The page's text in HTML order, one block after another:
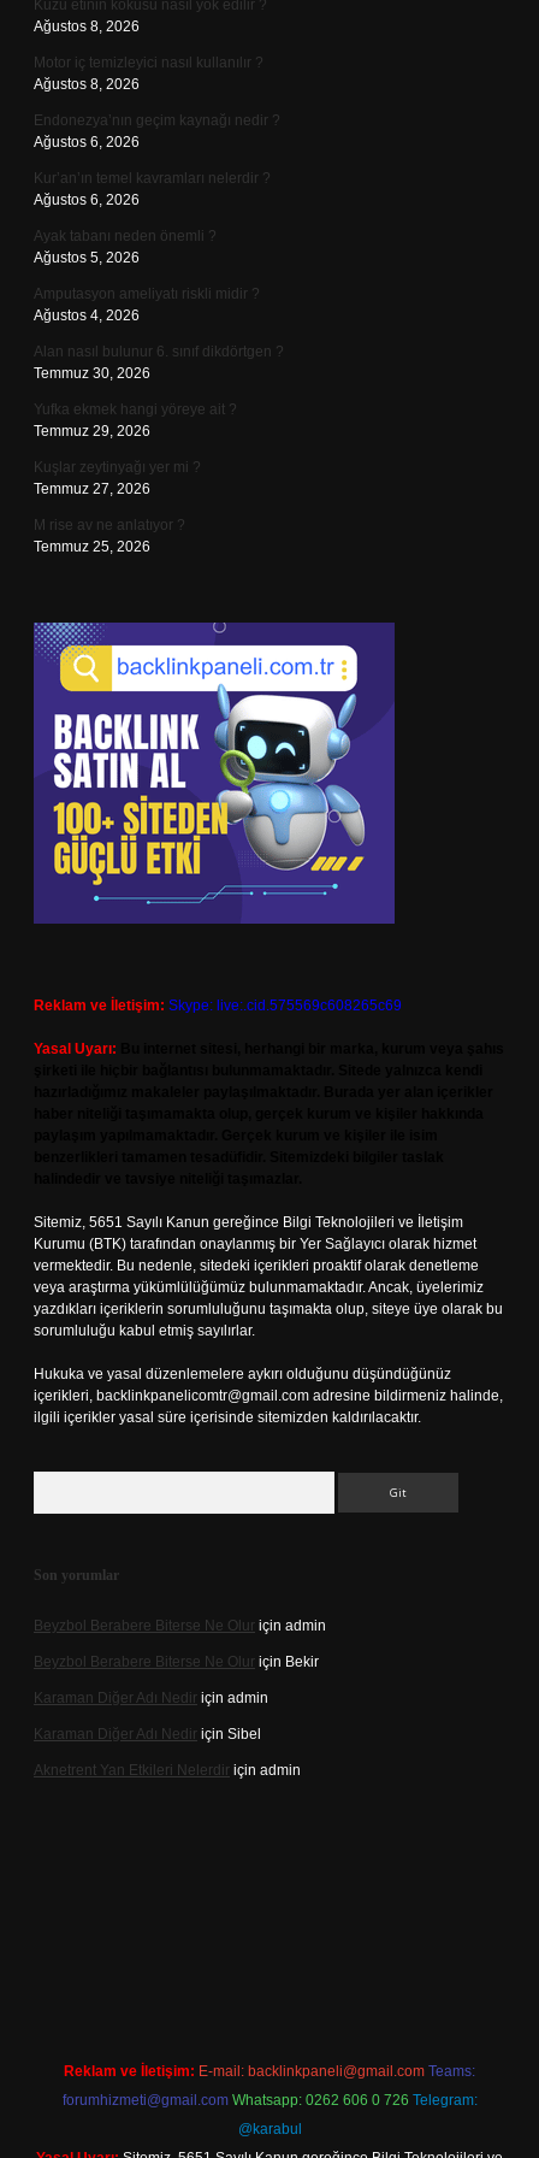
Kuzu etinin kokusu nasıl yok edilir ?
Ağustos 8, 2026
Motor iç temizleyici nasıl kullanılır ?
Ağustos 8, 2026
Endonezya’nın geçim kaynağı nedir ?
Ağustos 6, 2026
Kur’an’ın temel kavramları nelerdir ?
Ağustos 6, 2026
Ayak tabanı neden önemli ?
Ağustos 5, 2026
Amputasyon ameliyatı riskli midir ?
Ağustos 4, 2026
Alan nasıl bulunur 6. sınıf dikdörtgen ?
Temmuz 30, 2026
Yufka ekmek hangi yöreye ait ?
Temmuz 29, 2026
Kuşlar zeytinyağı yer mi ?
Temmuz 27, 2026
M rise av ne anlatıyor ?
Temmuz 25, 2026
Reklam ve İletişim: Skype: live:.cid.575569c608265c69
Yasal Uyarı:
Sitemiz, 5651 Sayılı Kanun gereğince Bilgi Teknolojileri ve İletişim
Kurumu (BTK) tarafından onaylanmış bir Yer Sağlayıcı olarak hizmet
vermektedir. Bu nedenle, sitedeki içerikleri proaktif olarak denetleme
veya araştırma yükümlülüğümüz bulunmamaktadır. Ancak, üyelerimiz
yazdıkları içeriklerin sorumluluğunu taşımakta olup, siteye üye olarak bu
sorumluluğu kabul etmiş sayılırlar.
Hukuka ve yasal düzenlemelere aykırı olduğunu düşündüğünüz
içerikleri, backlinkpanelicomtr@gmail.com adresine bildirmeniz halinde,
ilgili içerikler yasal süre içerisinde sitemizden kaldırılacaktır.
Son yorumlar
Beyzbol Berabere Biterse Ne Olur için admin
Beyzbol Berabere Biterse Ne Olur için Bekir
Karaman Diğer Adı Nedir için admin
Karaman Diğer Adı Nedir için Sibel
Aknetrent Yan Etkileri Nelerdir için admin
Reklam ve İletişim: E-mail: backlinkpaneli@gmail.com Teams:
forumhizmeti@gmail.com Whatsapp: 0262 606 0 726 Telegram:
@karabul